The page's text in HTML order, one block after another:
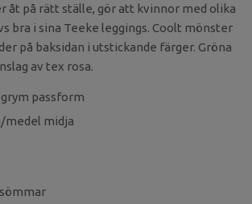
åt på rätt ställe, gör att kvinnor med olika
bra i sina Teeke leggings. Coolt mönster
på baksidan i utstickande färger. Gröna
av tex rosa.
passform
medel midja